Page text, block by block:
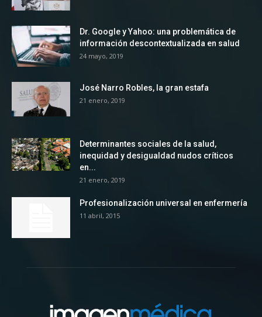
Dr. Google y Yahoo: una problemática de
información descontextualizada en salud
24 mayo, 2019
José Narro Robles, la gran estafa
21 enero, 2019
Determinantes sociales de la salud,
inequidad y desigualdad nudos críticos
en...
21 enero, 2019
Profesionalización universal en enfermería
11 abril, 2015